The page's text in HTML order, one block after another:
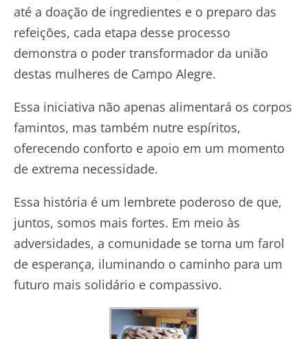
até a doação de ingredientes e o preparo das
refeições, cada etapa desse processo
demonstra o poder transformador da união
destas mulheres de Campo Alegre.
Essa iniciativa não apenas alimentará os corpos
famintos, mas também nutre espíritos,
oferecendo conforto e apoio em um momento
de extrema necessidade.
Essa história é um lembrete poderoso de que,
juntos, somos mais fortes. Em meio às
adversidades, a comunidade se torna um farol
de esperança, iluminando o caminho para um
futuro mais solidário e compassivo.